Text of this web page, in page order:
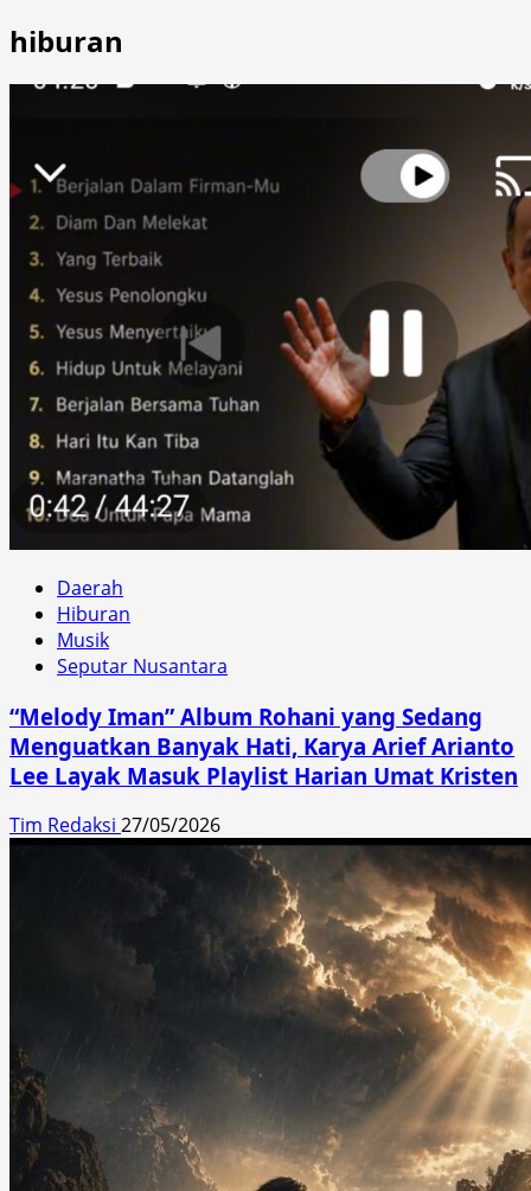
hiburan
Daerah
Hiburan
Musik
Seputar Nusantara
“Melody Iman” Album Rohani yang Sedang
Menguatkan Banyak Hati, Karya Arief Arianto
Lee Layak Masuk Playlist Harian Umat Kristen
Tim Redaksi 27/05/2026